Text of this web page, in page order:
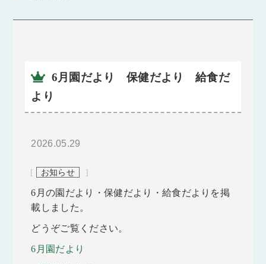
6月園だより 保健だより 給食だ
より
2026.05.29
[ お知らせ ]
6月の園だより・保健だより・給食だよりを掲
載しました。
どうぞご覧ください。
6月園だより